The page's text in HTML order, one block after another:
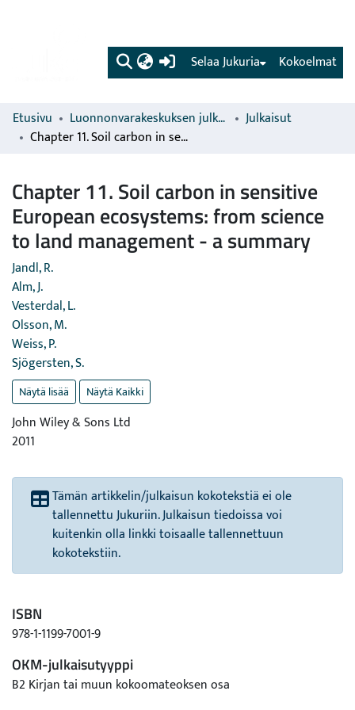
(current) Kokoelmat
Selaa Jukuria
Etusivu Luonnonvarakeskuksen julkaisut
Julkaisut
Chapter 11. Soil carbon in sensitive European ecosystems: from science to land management - a summary
Chapter 11. Soil carbon in sensitive
European ecosystems: from science
to land management - a summary
Jandl, R.
Alm, J.
Vesterdal, L.
Olsson, M.
Weiss, P.
Sjögersten, S.
Näytä lisää Näytä Kaikki
John Wiley & Sons Ltd
2011
Tämän artikkelin/julkaisun kokotekstiä ei ole
tallennettu Jukuriin. Julkaisun tiedoissa voi
kuitenkin olla linkki toisaalle tallennettuun
kokotekstiin.
ISBN
978-1-1199-7001-9
OKM-julkaisutyyppi
B2 Kirjan tai muun kokoomateoksen osa